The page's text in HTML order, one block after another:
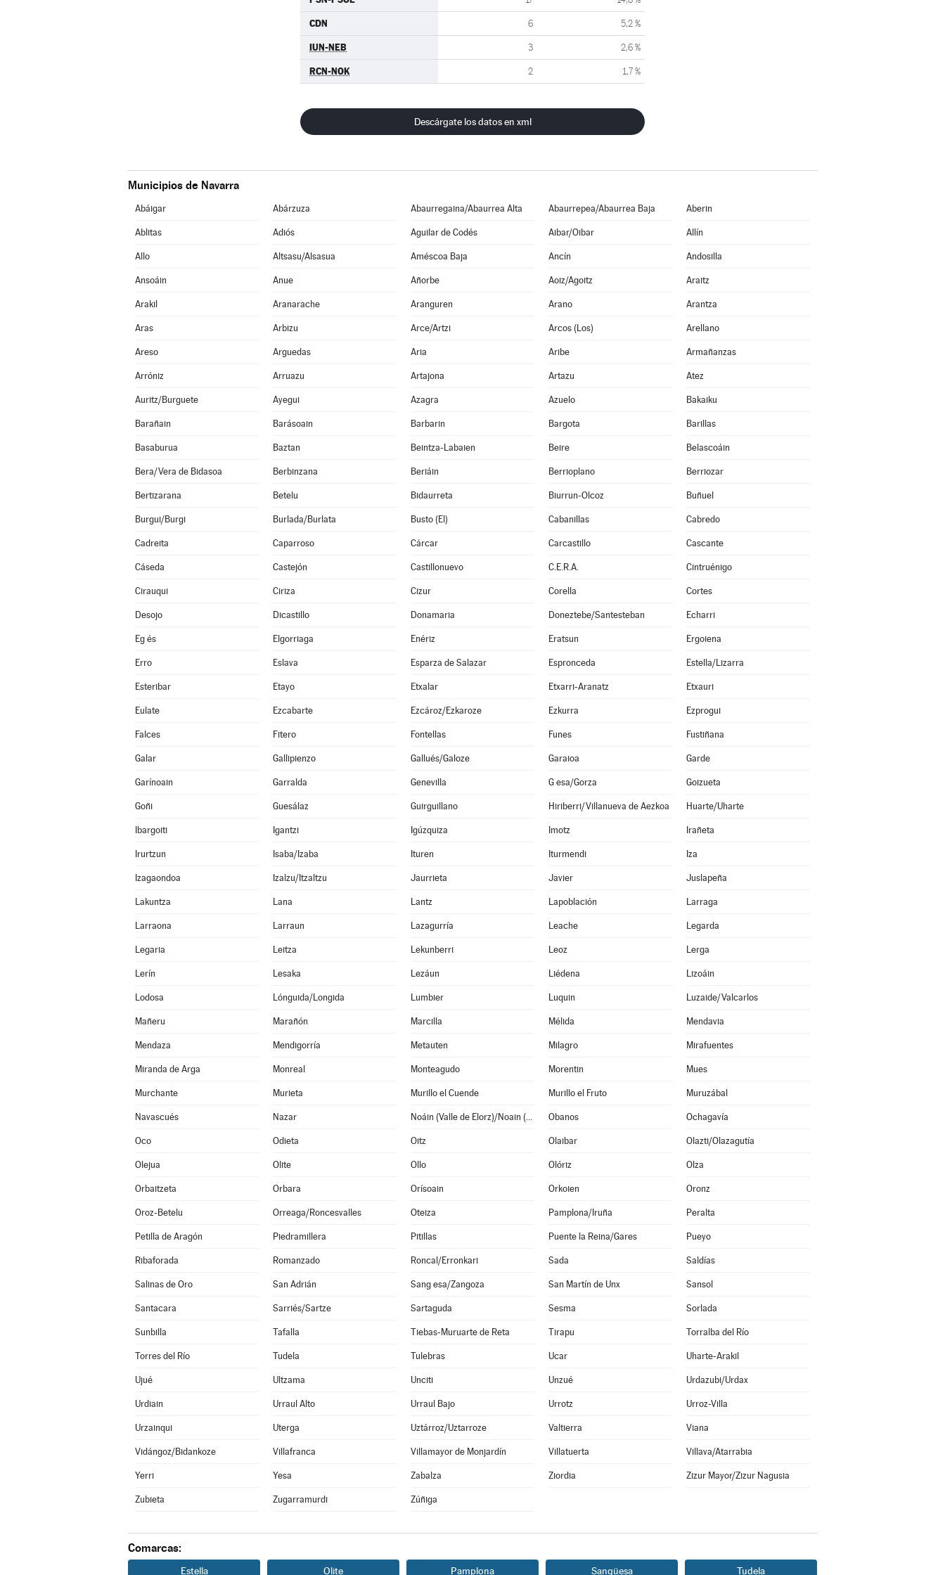
CDN 6 5,2 %
IUN-NEB 3 2,6 %
RCN-NOK 2 1,7 %
Descárgate los datos en xml
Municipios de Navarra
Abáigar Abárzuza Abaurregaina/Abaurrea Alta Abaurrepea/Abaurrea Baja Aberin
Ablitas Adiós Aguilar de Codés Aibar/Oibar Allín
Allo Altsasu/Alsasua Améscoa Baja Ancín Andosilla
Ansoáin Anue Añorbe Aoiz/Agoitz Araitz
Arakil Aranarache Aranguren Arano Arantza
Aras Arbizu Arce/Artzi Arcos (Los) Arellano
Areso Arguedas Aria Aribe Armañanzas
Arróniz Arruazu Artajona Artazu Atez
Auritz/Burguete Ayegui Azagra Azuelo Bakaiku
Barañain Barásoain Barbarin Bargota Barillas
Basaburua Baztan Beintza-Labaien Beire Belascoáin
Bera/Vera de Bidasoa Berbinzana Beriáin Berrioplano Berriozar
Bertizarana Betelu Bidaurreta Biurrun-Olcoz Buñuel
Burgui/Burgi Burlada/Burlata Busto (El) Cabanillas Cabredo
Cadreita Caparroso Cárcar Carcastillo Cascante
Cáseda Castejón Castillonuevo C.E.R.A. Cintruénigo
Cirauqui Ciriza Cizur Corella Cortes
Desojo Dicastillo Donamaria Doneztebe/Santesteban Echarri
Eg és Elgorriaga Enériz Eratsun Ergoiena
Erro Eslava Esparza de Salazar Espronceda Estella/Lizarra
Esteribar Etayo Etxalar Etxarri-Aranatz Etxauri
Eulate Ezcabarte Ezcároz/Ezkaroze Ezkurra Ezprogui
Falces Fitero Fontellas Funes Fustiñana
Galar Gallipienzo Gallués/Galoze Garaioa Garde
Garínoain Garralda Genevilla G esa/Gorza Goizueta
Goñi Guesálaz Guirguillano Hiriberri/Villanueva de Aezkoa Huarte/Uharte
Ibargoiti Igantzi Igúzquiza Imotz Irañeta
Irurtzun Isaba/Izaba Ituren Iturmendi Iza
Izagaondoa Izalzu/Itzaltzu Jaurrieta Javier Juslapeña
Lakuntza Lana Lantz Lapoblación Larraga
Larraona Larraun Lazagurría Leache Legarda
Legaria Leitza Lekunberri Leoz Lerga
Lerín Lesaka Lezáun Liédena Lizoáin
Lodosa Lónguida/Longida Lumbier Luquin Luzaide/Valcarlos
Mañeru Marañón Marcilla Mélida Mendavia
Mendaza Mendigorría Metauten Milagro Mirafuentes
Miranda de Arga Monreal Monteagudo Morentin Mues
Murchante Murieta Murillo el Cuende Murillo el Fruto Muruzábal
Navascués Nazar Noáin (Valle de Elorz)/Noain (Elortzibar) Obanos Ochagavía
Oco Odieta Oitz Olaibar Olazti/Olazagutía
Olejua Olite Ollo Olóriz Olza
Orbaitzeta Orbara Orísoain Orkoien Oronz
Oroz-Betelu Orreaga/Roncesvalles Oteiza Pamplona/Iruña Peralta
Petilla de Aragón Piedramillera Pitillas Puente la Reina/Gares Pueyo
Ribaforada Romanzado Roncal/Erronkari Sada Saldías
Salinas de Oro San Adrián Sang esa/Zangoza San Martín de Unx Sansol
Santacara Sarriés/Sartze Sartaguda Sesma Sorlada
Sunbilla Tafalla Tiebas-Muruarte de Reta Tirapu Torralba del Río
Torres del Río Tudela Tulebras Ucar Uharte-Arakil
Ujué Ultzama Unciti Unzué Urdazubi/Urdax
Urdiain Urraul Alto Urraul Bajo Urrotz Urroz-Villa
Urzainqui Uterga Uztárroz/Uztarroze Valtierra Viana
Vidángoz/Bidankoze Villafranca Villamayor de Monjardín Villatuerta Villava/Atarrabia
Yerri Yesa Zabalza Ziordia Zizur Mayor/Zizur Nagusia
Zubieta Zugarramurdi Zúñiga
Comarcas:
Estella Olite Pamplona Sangüesa Tudela